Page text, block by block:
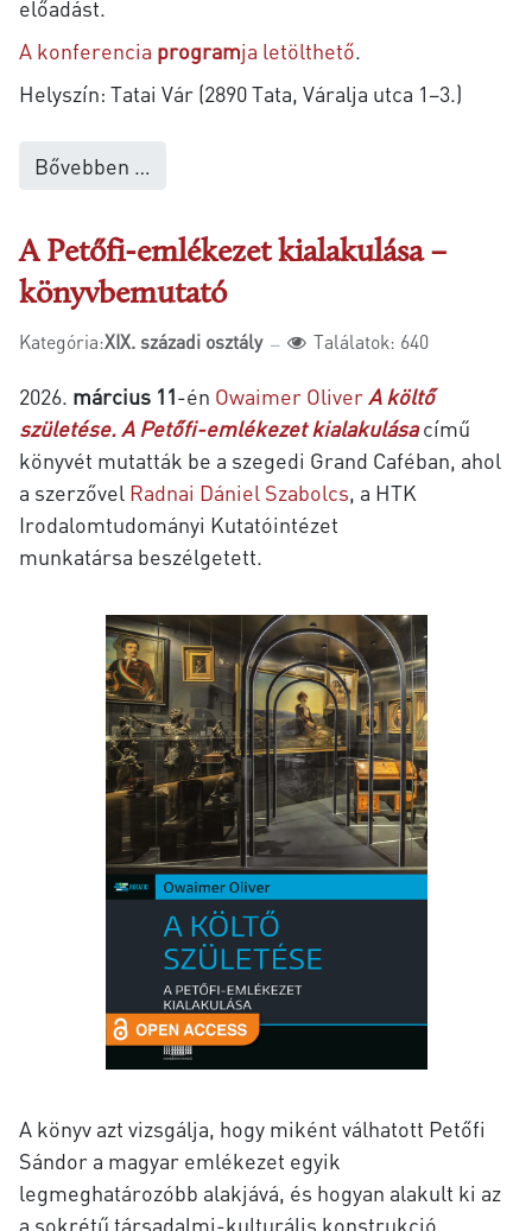
előadást.
A konferencia programja letölthető.
Helyszín: Tatai Vár (2890 Tata, Váralja utca 1–3.)
Bővebben …
A Petőfi-emlékezet kialakulása –
könyvbemutató
Kategória:XIX. századi osztály Találatok: 640
2026. március 11-én Owaimer OliverA költő
születése. A Petőfi-emlékezet kialakulása című
könyvét mutatták be a szegedi Grand Caféban, ahol
a szerzővel Radnai Dániel Szabolcs, a HTK
Irodalomtudományi Kutatóintézet
munkatársa beszélgetett.
A könyv azt vizsgálja, hogy miként válhatott Petőfi
Sándor a magyar emlékezet egyik
legmeghatározóbb alakjává, és hogyan alakult ki az
a sokrétű társadalmi-kulturális konstrukció,